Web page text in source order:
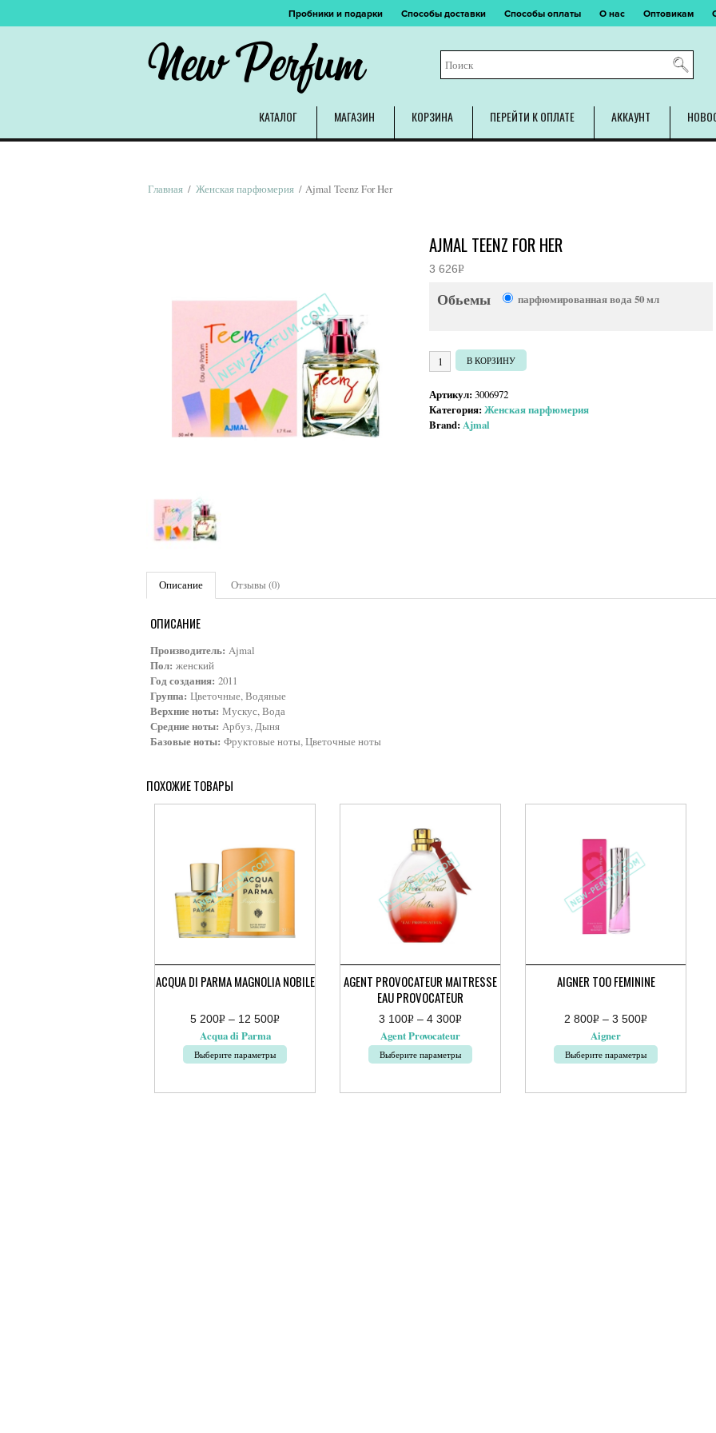
Пробники и подарки Способы доставки Способы оплаты О нас Оптовикам
New Perfum
КАТАЛОГ МАГАЗИН КОРЗИНА ПЕРЕЙТИ К ОПЛАТЕ АККАУНТ
Главная / Женская парфюмерия / Ajmal Teenz For Her
AJMAL TEENZ FOR HER
3 626Р
Обьемы парфюмированная вода 50 мл
Количество товара Ajmal Teenz For Her
В КОРЗИНУ
Артикул:3006972
Категория:Женская парфюмерия
Brand:Ajmal
Описание Отзывы (0)
ОПИСАНИЕ
Производитель: Ajmal
Пол: женский
Год создания: 2011
Группа: Цветочные, Водяные
Верхние ноты: Мускус, Вода
Средние ноты: Арбуз, Дыня
Базовые ноты: Фруктовые ноты, Цветочные ноты
ПОХОЖИЕ ТОВАРЫ
ACQUA DI PARMA MAGNOLIA NOBILE
5 200Р
УБ.
– 12 500Р
200руб.
500руб.
Acqua di Parma
Выберите параметры
товар
AGENT PROVOCATEUR MAITRESSE
EAU PROVOCATEUR
3 100Р
УБ.
– 4 300Р
100руб.
300руб.
Agent Provocateur
Выберите параметры
товар
AIGNER TOO FEMININE
2 800Р
УБ.
– 3 500Р
800руб.
500руб.
Aigner
Выберите параметры
товар